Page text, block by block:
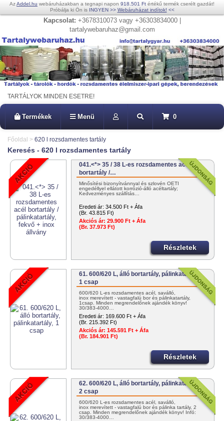
AzAddel.hu webáruházakban a tegnapi napon 918.501 Ft értékű termék cserélt gazdát!
Próbálja ki Ön is INGYEN >> Webáruházat indítok! <<
Kapcsolat: +3678310073 vagy +36303834000 |
tartalywebaruhaz@gmail.com
TARTÁLYOK MINDEN ESETRE!
Termékek Menü 0
Főoldal > 620 l rozsdamentes tartály
Keresés - 620 l rozsdamentes tartály
041.<*> 35 / 38 L-es rozsdamentes acél
bortartály /…
Minősítési bizonyítvánnyal és szlovén OÉTI
engedéllyel ellátott korrózió-álló acéltartály;
Kedvezményes szállítás…
Eredeti ár: 34.500 Ft + Áfa
(Br. 43.815 Ft)
Akciós ár: 29.900 Ft + Áfa
(Br. 37.973 Ft)
Részletek
61. 600/620 L, álló bortartály, pálinkatartály,
1 csap
600/620 L-es rozsdamentes acél, saválló,
inox merevített - vastagfalú bor és pálinkatartály,
1csap. Minden megrendelőnek ajándék könyv!
30/383-4000…
Eredeti ár: 169.600 Ft + Áfa
(Br. 215.392 Ft)
Akciós ár: 145.591 Ft + Áfa
(Br. 184.901 Ft)
Részletek
62. 600/620 L, álló bortartály, pálinkatartály,
2 csap
600/620 L-es rozsdamentes acél, saválló,
inox merevített - vastagfalú bor és pálinka tartály, 2
csap. Minden megrendelőnek ajándék könyv! Infó:
30/383-4000…